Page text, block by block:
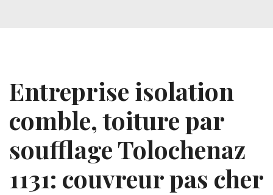
Entreprise isolation
comble, toiture par
soufflage Tolochenaz
1131: couvreur pas cher